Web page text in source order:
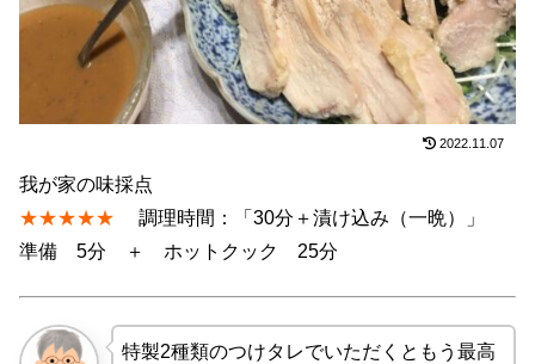
2022.11.07
我が家の味採点
★★★★★ 調理時間：「30分＋漬け込み（一晩）」
準備 5分 ＋ ホットクック 25分
特製2種類のつけタレでいただくともう最高